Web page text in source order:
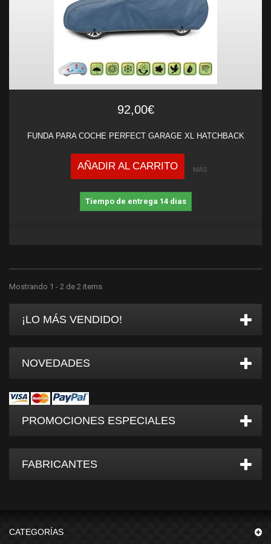
92,00€
FUNDA PARA COCHE PERFECT GARAGE XL HATCHBACK
AÑADIR AL CARRITO MÁS
Tiempo de entrega 14 dias
Mostrando 1 - 2 de 2 items
¡LO MÁS VENDIDO!
NOVEDADES
PROMOCIONES ESPECIALES
FABRICANTES
CATEGORÍAS